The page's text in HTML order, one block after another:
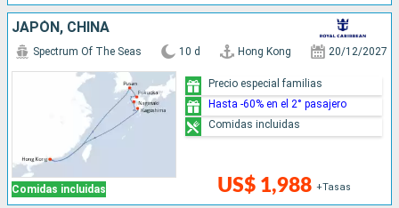
JAPÓN, CHINA
Comidas incluidas
Spectrum Of The Seas 10 d Hong Kong 20/12/2027
US$ 1,988 +Tasas
Precio especial familias
Hasta -60% en el 2° pasajero
Comidas incluidas